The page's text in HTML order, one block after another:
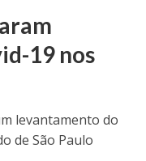
19 nos
levantamento do
de São Paulo